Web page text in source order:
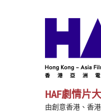
HAF劇情片
由創意香港、香